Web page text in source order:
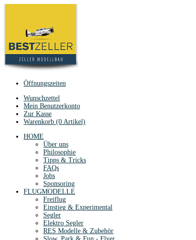
Öffnungszeiten
Wunschzettel
Mein Benutzerkonto
Zur Kasse
Warenkorb (0 Artikel)
HOME
Über uns
Philosophie
Tipps & Tricks
FAQs
Jobs
Sponsoring
FLUGMODELLE
Freiflug
Einstieg & Experimental
Segler
Elektro Segler
RES Modelle & Zubehör